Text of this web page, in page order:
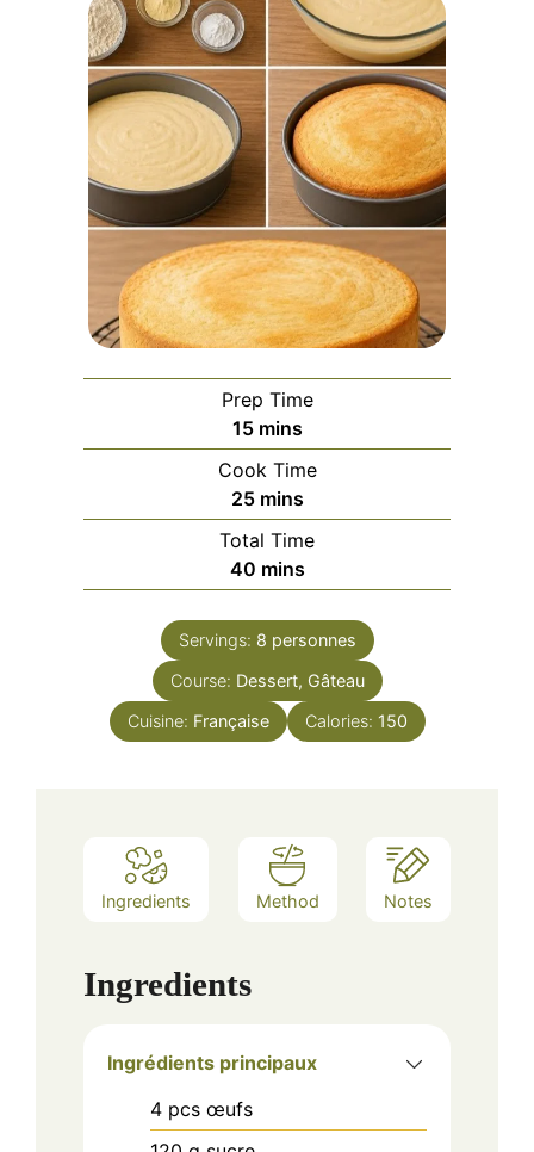
Prep Time
15minutes
mins
Cook Time
25minutes
mins
Total Time
40minutes
mins
Servings: 8 personnes
Course: Dessert, Gâteau
Cuisine: Française Calories: 150
Ingredients Method Notes
Ingredients
Ingrédients principaux
4 pcs œufs